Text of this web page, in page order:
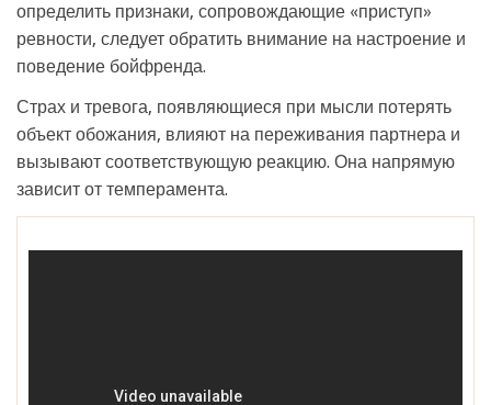
определить признаки, сопровождающие «приступ»
ревности, следует обратить внимание на настроение и
поведение бойфренда.
Страх и тревога, появляющиеся при мысли потерять
объект обожания, влияют на переживания партнера и
вызывают соответствующую реакцию. Она напрямую
зависит от темперамента.